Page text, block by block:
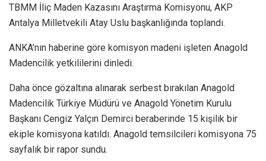
TBMM İliç Maden Kazasını Araştırma Komisyonu, AKP
Antalya Milletvekili Atay Uslu başkanlığında toplandı.
ANKA’nın haberine göre komisyon madeni işleten Anagold
Madencilik yetkililerini dinledi.
Daha önce gözaltına alınarak serbest bırakılan Anagold
Madencilik Türkiye Müdürü ve Anagold Yönetim Kurulu
Başkanı Cengiz Yalçın Demirci beraberinde 15 kişilik bir
ekiple komisyona katıldı. Anagold temsilcileri komisyona 75
sayfalık bir rapor sundu.